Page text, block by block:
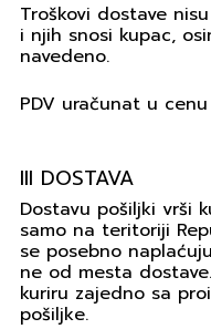
Troškovi dostave
i njih snosi kupac,
navedeno.
PDV uračunat u
III DOSTAVA
Dostavu pošiljki vrši
samo na teritoriji
se posebno
ne od mesta
kuriru zajedno sa
pošiljke.